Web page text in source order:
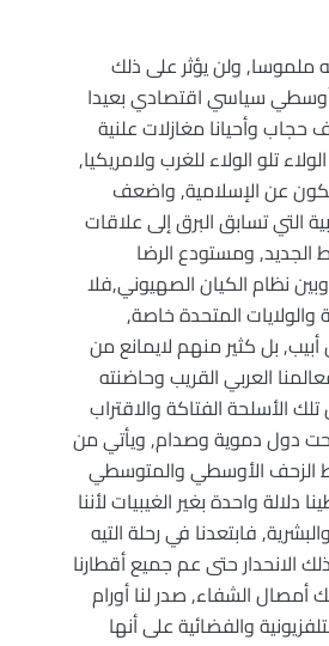
ولن يؤثر على ذلك
أوسطي سياسي اقتصادي بعيدا
وأحيانا مغازلات علنية
تلو الولاء للغرب ولامريكيا,
عن الإسلامية, واضعف
تسابق البرق إلى علاقات
الجديد, ومستودع الرضا
نظام الكيان الصهيوني,فلا
المتحدة خاصة,
الرضا, من تل أبيب, بل كثير منهم لايمانع من
العربي القريب وحاضنته
الأسلحة الفتاكة والاقتراب
دول دموية وصدام, ويأتي من
الزحف الأوسطي والمتوسطي
دلالة واحدة بغير الغيبيات لأننا
فابتعدنا في رحلة التيه
الانحدار حتى عم جميع أقطارنا
أمصال الشفاء, صدر لنا أورام
والفضائية على أنها